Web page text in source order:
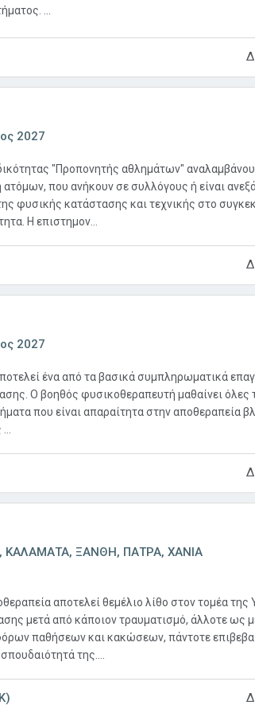
...
2027
"Προπονητής αθλημάτων"
που ανήκουν σε συλλόγους ή είναι
φυσικής κατάστασης και τεχνικής στο
Η επιστημον...
2027
ένα από τα βασικά συμπληρωματικά
Ο βοηθός φυσικοθεραπευτή μαθαίνει όλες
που είναι απαραίτητα στην αποθεραπεία
ΚΑΛΑΜΑΤΑ, ΞΑΝΘΗ, ΠΑΤΡΑ, ΧΑΝΙΑ
αποτελεί θεμέλιο λίθο στον τομέα της
μετά από κάποιον τραυματισμό, άλλοτε ως
παθήσεων και κακώσεων, πάντοτε
της....